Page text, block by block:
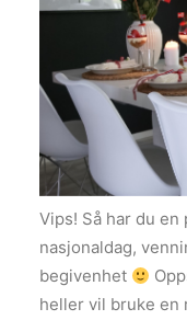
Vips! Så har du
nasjonaldag,
begivenhet
heller vil bruke en